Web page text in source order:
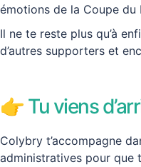
émotions de la Coupe du
Il ne te reste plus qu’à
d’autres supporters et
👉 Tu viens
Colybry t’accompagne
administratives pour que